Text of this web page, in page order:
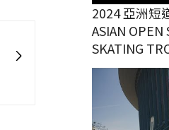
2024 亞洲短
ASIAN OPEN
SKATING